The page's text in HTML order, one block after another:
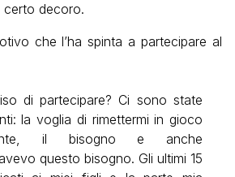
certo decoro.
che l’ha spinta a partecipare al
di partecipare? Ci sono state
la voglia di rimettermi in gioco
il bisogno e anche
questo bisogno. Gli ultimi 15